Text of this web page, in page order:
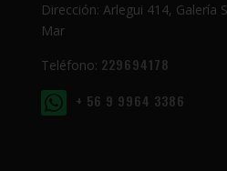
Dirección: Arlegui 414, Galería
Mar
Teléfono: 229694178
+ 56 9 9964 3386